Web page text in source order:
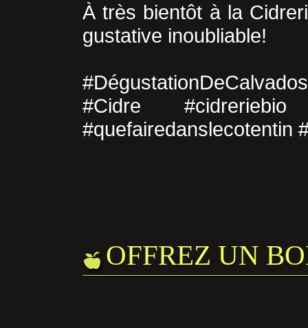
À très bientôt à la
gustative inoubliable!
#Cidre #cidreriebio
#quefairedanslecotentin
OFFREZ UN